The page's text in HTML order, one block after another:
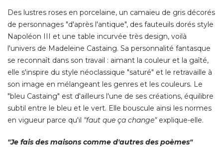
Des lustres roses en porcelaine, un camaïeu de gris décorés
de personnages "d'après l'antique", des fauteuils dorés style
Napoléon III et une table incurvée très design, voilà
l'univers de Madeleine Castaing. Sa personnalité fantasque
se reconnaît dans son travail : aimant la couleur et la gaîté,
elle s'inspire du style néoclassique "saturé" et le retravaille à
son image en mélangeant les genres et les couleurs. Le
"bleu Castaing" est d'ailleurs l'une de ses créations, équilibre
subtil entre le bleu et le vert. Elle bouscule ainsi les normes
en vigueur parce qu'il "faut que ça change" explique-elle.
"Je fais des maisons comme d'autres des poèmes"